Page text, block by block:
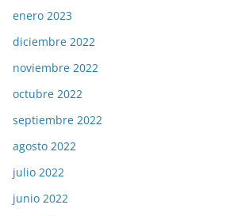
enero 2023
diciembre 2022
noviembre 2022
octubre 2022
septiembre 2022
agosto 2022
julio 2022
junio 2022